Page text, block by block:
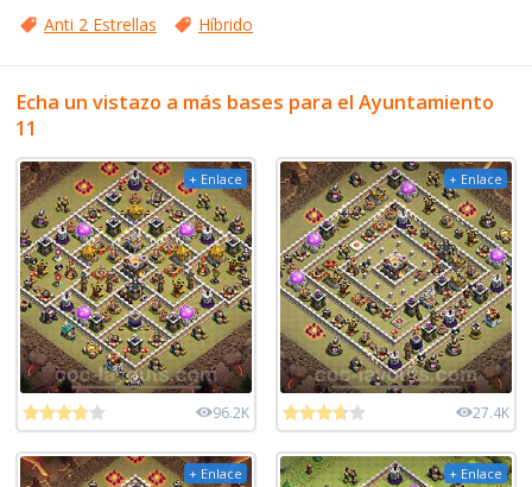
Anti 2 Estrellas Híbrido
Echa un vistazo a más bases para el Ayuntamiento
11
+ Enlace
96.2K
+ Enlace
27.4K
+ Enlace + Enlace